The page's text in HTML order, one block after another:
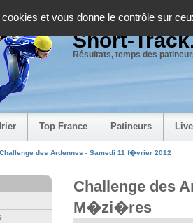
et vous donne le contrôle sur
Short-
Résultats, temps des
Top France Patineurs Live
Challenge des Ardennes - Samedi 11 f�vrier 2012
Challenge des
M�zi�res